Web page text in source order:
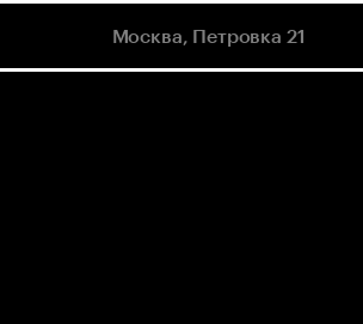
Москва, Петровка 21